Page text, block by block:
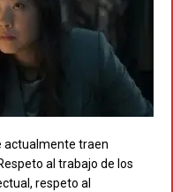
actualmente traen
al trabajo de los
respeto al